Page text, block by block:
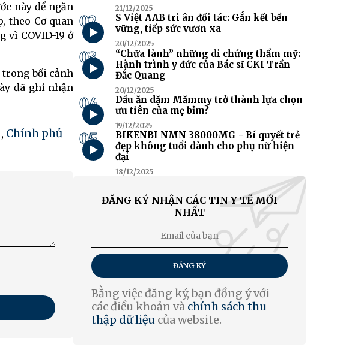
này để ngăn
theo Cơ quan
vì COVID-19 ở
trong bối cảnh
đã ghi nhận
, Chính phủ
21/12/2025
02
S Việt AAB tri ân đối tác: Gắn kết bền
vững, tiếp sức vươn xa
20/12/2025
03
“Chữa lành” những di chứng thẩm mỹ:
Hành trình y đức của Bác sĩ CKI Trần
Đắc Quang
20/12/2025
04
Dầu ăn dặm Mămmy trở thành lựa chọn
ưu tiên của mẹ bỉm?
19/12/2025
05
BIKENBI NMN 38000MG - Bí quyết trẻ
đẹp không tuổi dành cho phụ nữ hiện
đại
18/12/2025
ĐĂNG KÝ NHẬN CÁC TIN Y TẾ MỚI
NHẤT
ĐĂNG KÝ
Bằng việc đăng ký, bạn đồng ý với
các điều khoản và chính sách thu
thập dữ liệu của website.